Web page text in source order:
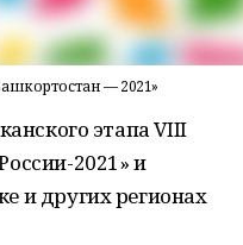
— 2021»
этапа VIII
2021» и
и других регионах